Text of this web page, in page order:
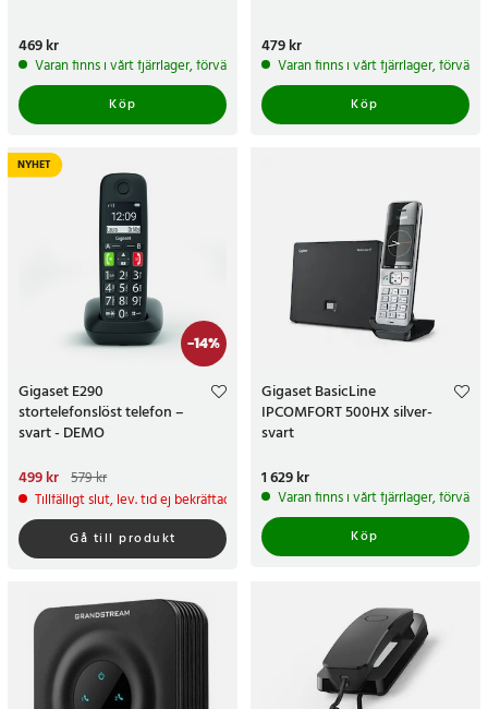
Pris:469 kr
469 kr
Varan finns i vårt fjärrlager, förväntas skickas inom 5-7 arbetsdagar
Köp
Pris:479 kr
479 kr
Varan finns i vårt fjärrlager,
Köp
-14%
NYHET
Gigaset E290
stortelefonslöst telefon –
svart - DEMO
Nuvarande pris
pris:579 kr
499 kr 579 kr
Tillfälligt slut, lev. tid ej bekräftad.
Gå till produkt
Gigaset BasicLine
IPCOMFORT 500HX silver-
svart
Pris:1 629 kr
1 629 kr
Varan finns i vårt fjärrlager,
Köp